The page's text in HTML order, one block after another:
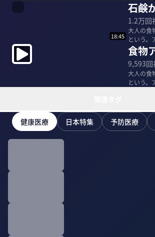
石鹸
1.2万回
大人の食
という。
策や対処
18:45
食物
9,593回
大人の食
という。
健康医療 日本特集 予防医療